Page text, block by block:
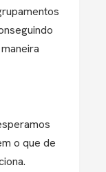
o que de